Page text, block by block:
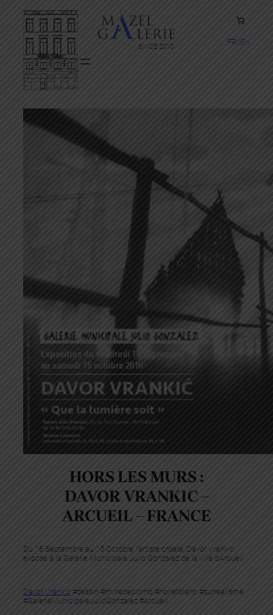
SINCE 2010
FR EN
HORS LES MURS :
DAVOR VRANKIC –
ARCUEIL – FRANCE
Du 16 Septembre au 15 Octobre l’artiste croate, Davor Vrankic
expose à la Galerie Municipale Julio Gonzalez de la ville d’Arcueil.
Davor Vrankic #dessin #minedeplomb #noiretblanc #surrealisme
#GalerieMunicipaleJulioGonzalez #Arcueil